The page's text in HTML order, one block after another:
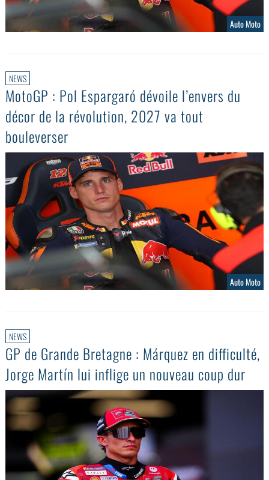
Auto Moto
NEWS
MotoGP : Pol Espargaró dévoile l’envers du
décor de la révolution, 2027 va tout
bouleverser
Auto Moto
NEWS
GP de Grande Bretagne : Márquez en difficulté,
Jorge Martín lui inflige un nouveau coup dur